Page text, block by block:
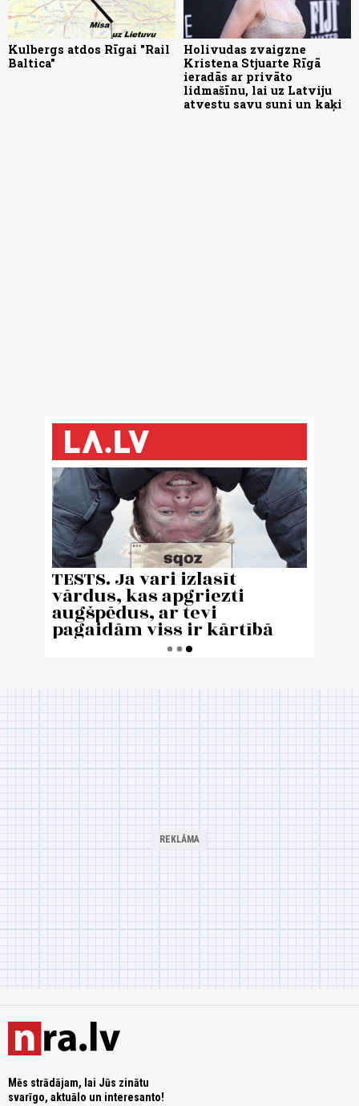
Kulbergs atdos Rīgai "Rail
Baltica"
Holivudas zvaigzne
Kristena Stjuarte Rīgā
ieradās ar privāto
lidmašīnu, lai uz Latviju
atvestu savu suni un kaķi
Mēs strādājam, lai Jūs zinātu
svarīgo, aktuālo un interesanto!